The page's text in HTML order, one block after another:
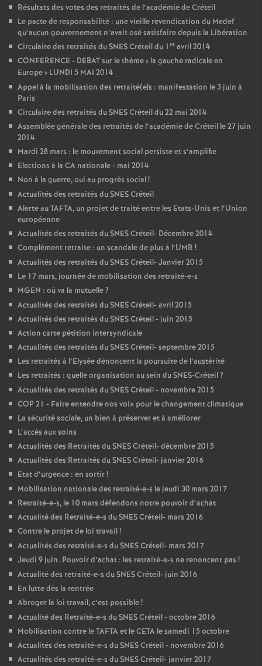
Résultats des votes des retraités de l’académie de Créteil
Le pacte de responsabilité : une vieille revendication du Medef
qu’aucun gouvernement n’avait osé satisfaire depuis la Libération
Circulaire des retraités duSNESCréteil du 1 er avril 2014
CONFERENCE - DEBATsur le thème « la gauche radicale en
Europe» LUNDI 5 MAI 2014
Appel à la mobilisation des retraité(e)s : manifestation le 3 juin à
Paris
Circulaire des retraités duSNESCréteil du 22 mai 2014
Assemblée générale des retraités de l’académie de Créteil le 27 juin
2014
Mardi 28 mars : le mouvement social persiste et s’amplifie
Elections à la CA nationale - mai 2014
Non à la guerre, oui au progrès social!
Actualités des retraités duSNESCréteil
Alerte auTAFTA, un projet de traité entre les Etats-Unis et l’Union
européenne
Actualités des retraités duSNESCréteil- Décembre 2014
Complément retraite : un scandale de plus à l’UMR !
Actualités des retraités duSNESCréteil- Janvier 2015
Le 17 mars, journée de mobilisation des retraité-e-s
MGEN : où va la mutuelle?
Actualités des retraités duSNESCréteil- avril 2015
Actualités des retraités duSNESCréteil - juin 2015
Action carte pétition intersyndicale
Actualités des retraités duSNESCréteil- septembre 2015
Les retraités à l’Elysée dénoncent la poursuite de l’austérité
Les retraités : quelle organisation au sein duSNES-Créteil?
Actualités des retraités duSNESCréteil - novembre 2015
COP21 - Faire entendre nos voix pour le changement climatique
La sécurité sociale, un bien à préserver et à améliorer
L’accès aux soins
Actualités des Retraités duSNESCréteil- décembre 2015
Actualités des Retraités duSNESCréteil- janvier 2016
Etat d’urgence : en sortir!
Mobilisation nationale des retraité-e-s le jeudi 30 mars 2017
Retraité-e-s, le 10 mars défendons notre pouvoir d’achat
Actualité des Retraité-e-s duSNESCréteil- mars 2016
Contre le projet de loi travail!
Actualités des retraité-e-s duSNESCréteil- mars 2017
Jeudi 9 juin. Pouvoir d’achat : les retraité-e-s ne renoncent pas !
Actualité des retraité-e-s duSNESCréteil- juin 2016
En lutte dès la rentrée
Abroger la loi travail, c’est possible!
Actualité des Retraité-e-s duSNESCréteil - octobre 2016
Mobilisation contre leTAFTAet leCETA le samedi 15 octobre
Actualités des retraité-e-s duSNESCréteil - novembre 2016
Actualités des retraité-e-s duSNESCréteil- janvier 2017